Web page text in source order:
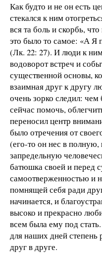
Как будто и не он есть
стекался к ним
вся та боль и скорбь,
это было то самое: «А Я
(Лк. 22: 27). И люди к
водоворот встреч и
существенной основы,
взаимная друг к другу
очень зорко следил:
сейчас помочь,
переносил центр
было отречения от
(его-то он нес в полную,
запредельную
батюшка своей и перед
самоотверженностью и
помнящей себя ради
начинается, и
высоко и прекрасно
всем была ему под
для наших дней степень
друг в друге.